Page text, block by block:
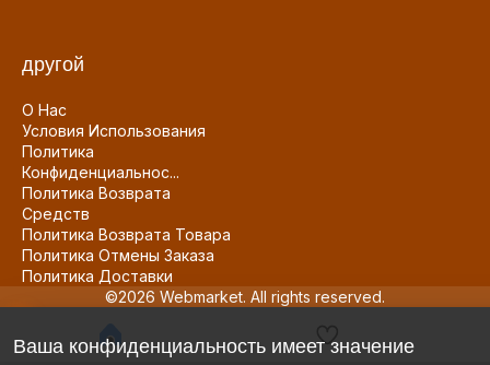
другой
О Нас
Условия Использования
Политика
Конфиденциальнос...
Политика Возврата
Средств
Политика Возврата Товара
Политика Отмены Заказа
Политика Доставки
©2026 Webmarket. All rights reserved.
Ваша конфиденциальность имеет значение